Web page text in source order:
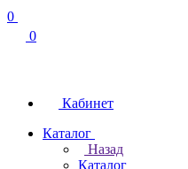
0
0
Кабинет
Каталог
Назад
Каталог